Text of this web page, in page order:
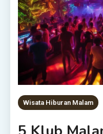
Wisata Hiburan Malam